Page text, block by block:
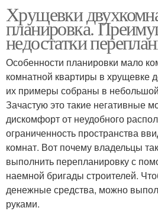
Хрущевки
планировка.
недостатки
Особенности планировки мало
комнатной квартиры в хрущевке
их примеры собраны в
Зачастую это такие негативные
дискомфорт от неудобного
ограниченность пространства
комнат. Вот почему владельцы
выполнить перепланировку с
наемной бригады строителей.
денежные средства, можно
руками.